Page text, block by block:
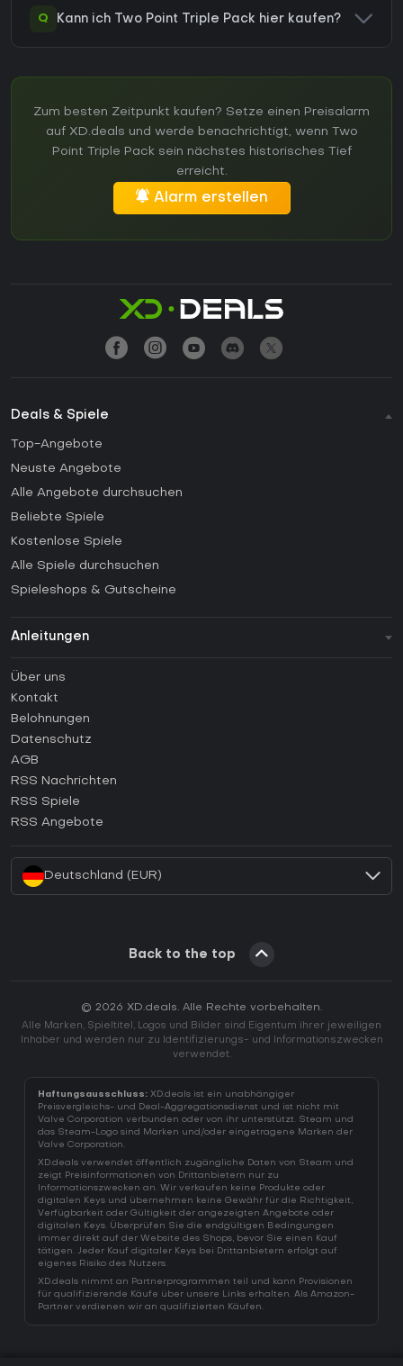
Q Kann ich Two Point Triple Pack hier kaufen?
Zum besten Zeitpunkt kaufen? Setze einen Preisalarm
auf XD.deals und werde benachrichtigt, wenn Two
Point Triple Pack sein nächstes historisches Tief
erreicht.
Alarm erstellen
Deals & Spiele
Top-Angebote
Neuste Angebote
Alle Angebote durchsuchen
Beliebte Spiele
Kostenlose Spiele
Alle Spiele durchsuchen
Spieleshops & Gutscheine
Anleitungen
Anleitungen
Wie aktiviert man einen Steam CD Key?
Wie aktiviert man einen Epic Games CD Key?
Wie aktiviert man einen GOG CD Key?
Wie aktiviert man einen Ubisoft Connect CD Key?
Wie aktiviert man einen EA App CD Key?
Über uns
Kontakt
Belohnungen
Datenschutz
AGB
RSS Nachrichten
RSS Spiele
RSS Angebote
Deutschland (EUR)
Back to the top
© 2026 XD.deals. Alle Rechte vorbehalten.
Alle Marken, Spieltitel, Logos und Bilder sind Eigentum ihrer jeweiligen
Inhaber und werden nur zu Identifizierungs- und Informationszwecken
verwendet.
Haftungsausschluss: XD.deals ist ein unabhängiger
Preisvergleichs- und Deal-Aggregationsdienst und ist nicht mit
Valve Corporation verbunden oder von ihr unterstützt. Steam und
das Steam-Logo sind Marken und/oder eingetragene Marken der
Valve Corporation.
XD.deals verwendet öffentlich zugängliche Daten von Steam und
zeigt Preisinformationen von Drittanbietern nur zu
Informationszwecken an. Wir verkaufen keine Produkte oder
digitalen Keys und übernehmen keine Gewähr für die Richtigkeit,
Verfügbarkeit oder Gültigkeit der angezeigten Angebote oder
digitalen Keys. Überprüfen Sie die endgültigen Bedingungen
immer direkt auf der Website des Shops, bevor Sie einen Kauf
tätigen. Jeder Kauf digitaler Keys bei Drittanbietern erfolgt auf
eigenes Risiko des Nutzers.
XD.deals nimmt an Partnerprogrammen teil und kann Provisionen
für qualifizierende Käufe über unsere Links erhalten. Als Amazon-
Partner verdienen wir an qualifizierten Käufen.